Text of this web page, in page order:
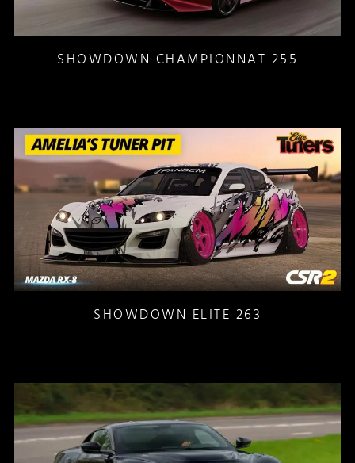
SHOWDOWN CHAMPIONNAT 255
SHOWDOWN ELITE 263